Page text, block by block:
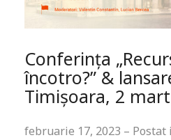
Conferința
încotro?” &
Timișoara, 2
februarie 17, 2023 – Postat